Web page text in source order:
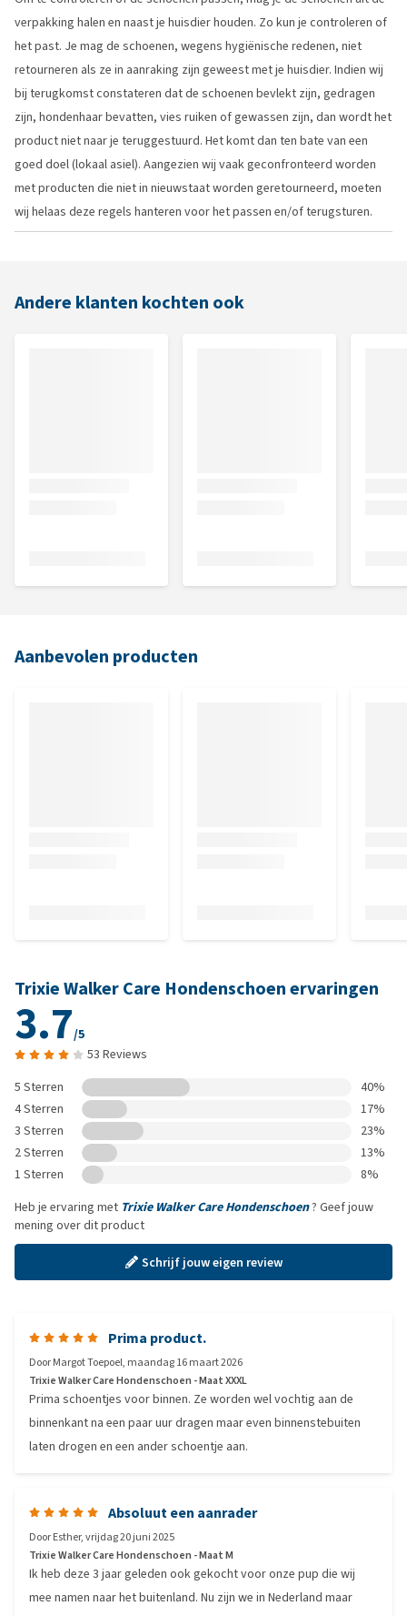
verpakking halen en naast je huisdier houden. Zo kun je controleren of
het past. Je mag de schoenen, wegens hygiënische redenen, niet
retourneren als ze in aanraking zijn geweest met je huisdier. Indien wij
bij terugkomst constateren dat de schoenen bevlekt zijn, gedragen
zijn, hondenhaar bevatten, vies ruiken of gewassen zijn, dan wordt het
product niet naar je teruggestuurd. Het komt dan ten bate van een
goed doel (lokaal asiel). Aangezien wij vaak geconfronteerd worden
met producten die niet in nieuwstaat worden geretourneerd, moeten
wij helaas deze regels hanteren voor het passen en/of terugsturen.
Andere klanten kochten ook
Aanbevolen producten
Trixie Walker Care Hondenschoen ervaringen
3.7/5
53 Reviews
5 Sterren
40%
4 Sterren
17%
3 Sterren
23%
2 Sterren
13%
1 Sterren
8%
Heb je ervaring met Trixie Walker Care Hondenschoen? Geef jouw
mening over dit product
Schrijf jouw eigen review
Prima product.
DoorMargot Toepoel, maandag 16 maart 2026
Trixie Walker Care Hondenschoen - Maat XXXL
Prima schoentjes voor binnen. Ze worden wel vochtig aan de
binnenkant na een paar uur dragen maar even binnenstebuiten
laten drogen en een ander schoentje aan.
Absoluut een aanrader
DoorEsther,vrijdag 20 juni 2025
Trixie Walker Care Hondenschoen - Maat M
Ik heb deze 3 jaar geleden ook gekocht voor onze pup die wij
mee namen naar het buitenland. Nu zijn we in Nederland maar